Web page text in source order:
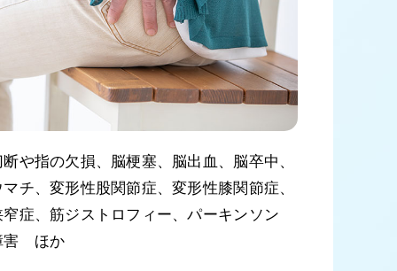
や指の欠損、脳梗塞、脳出血、脳卒中、
チ、変形性股関節症、変形性膝関節症、
症、筋ジストロフィー、パーキンソン
害 ほか